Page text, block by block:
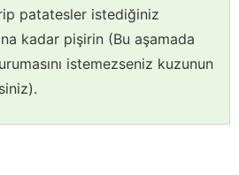
patatesler istediğiniz
kadar pişirin (Bu aşamada
istemezseniz kuzunun